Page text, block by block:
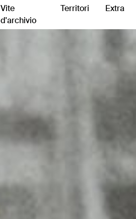
Vite
d'archivio
Territori Extra